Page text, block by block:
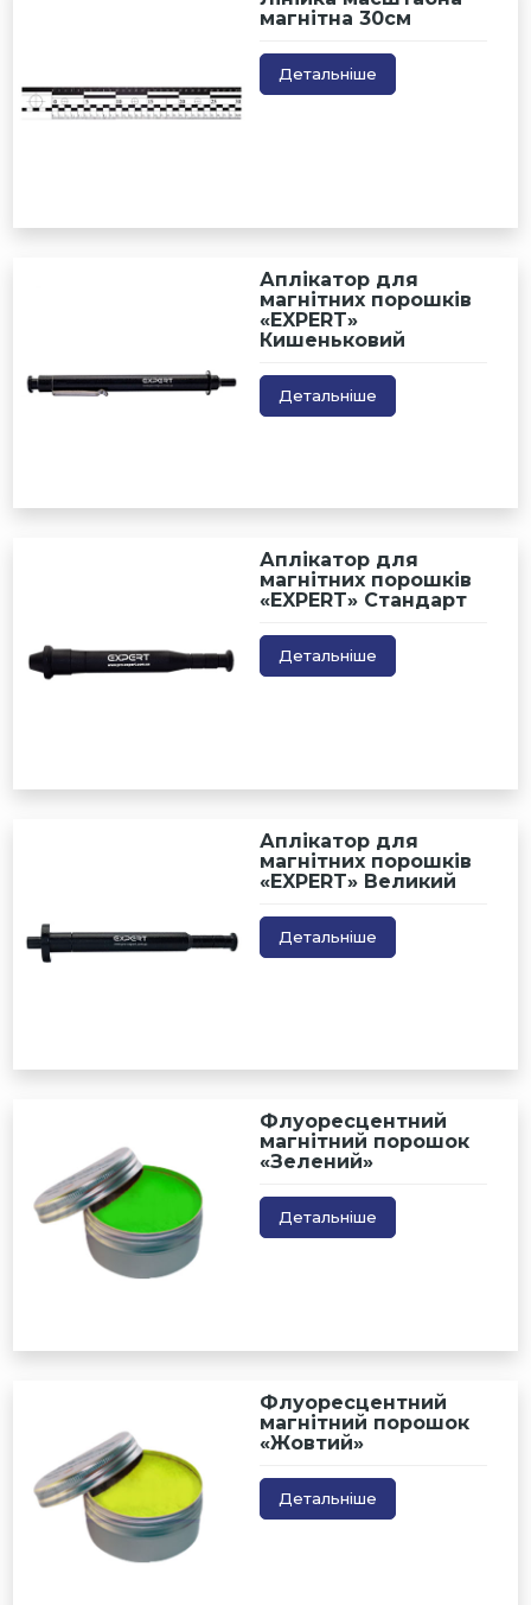
магнітна 30см
Детальніше
Аплікатор для
магнітних порошків
«EXPERT»
Кишеньковий
Детальніше
Аплікатор для
магнітних порошків
«EXPERT» Стандарт
Детальніше
Аплікатор для
магнітних порошків
«EXPERT» Великий
Детальніше
Флуоресцентний
магнітний порошок
«Зелений»
Детальніше
Флуоресцентний
магнітний порошок
«Жовтий»
Детальніше